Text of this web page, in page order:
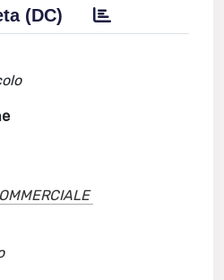
(DC)